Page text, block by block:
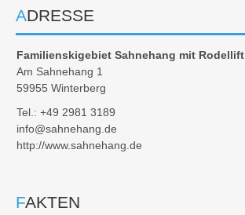
ADRESSE
Familienskigebiet Sahnehang mit Rodellift
Am Sahnehang 1
59955 Winterberg
Tel.: +49 2981 3189
info@sahnehang.de
http://www.sahnehang.de
FAKTEN